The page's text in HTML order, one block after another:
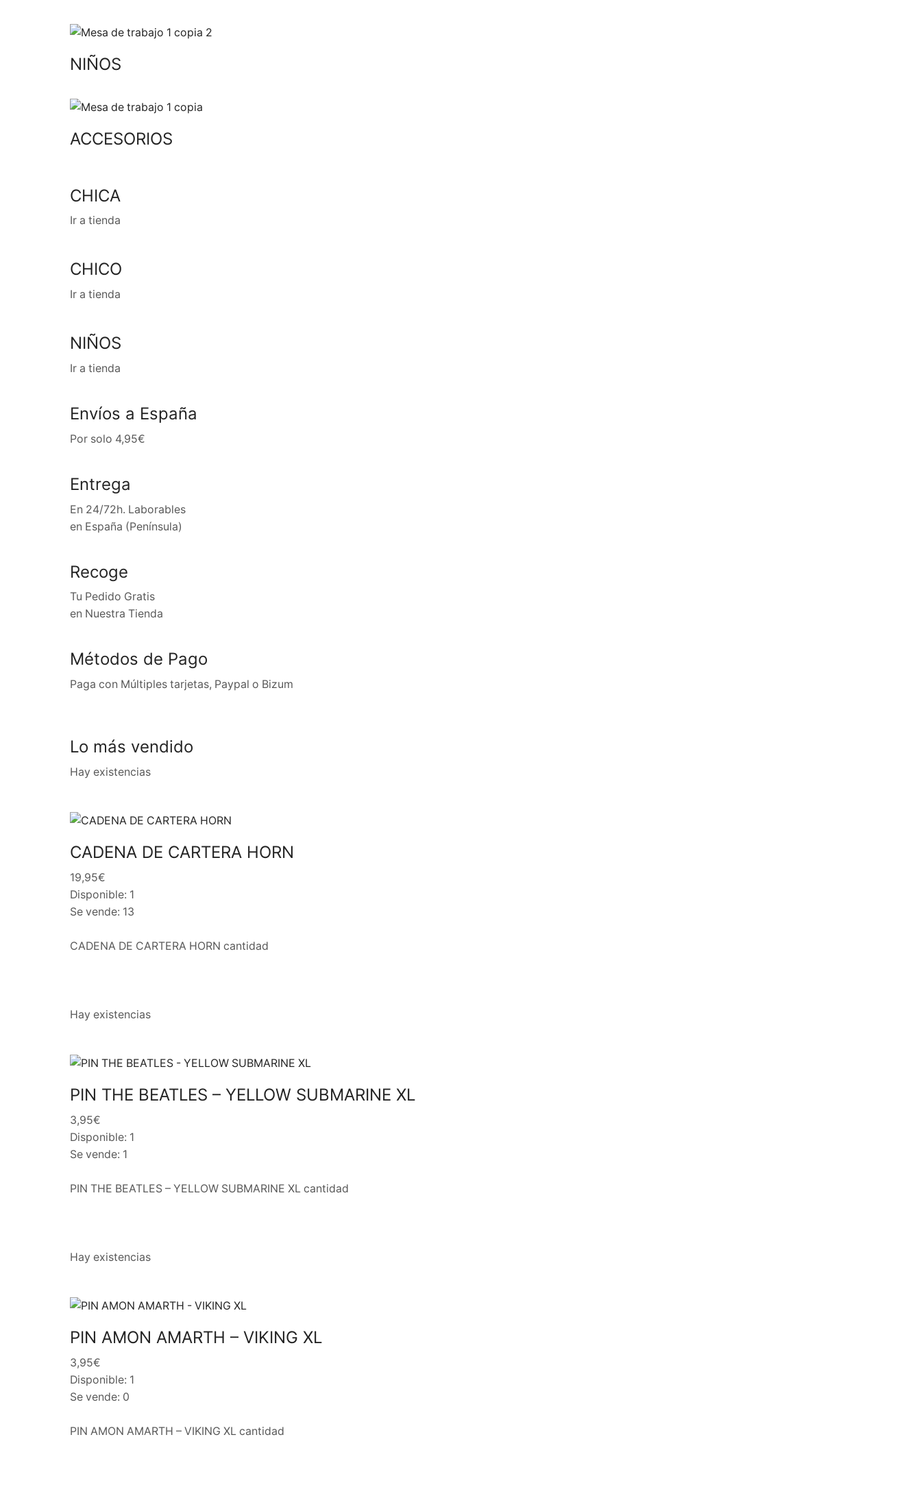
NIÑOS
ACCESORIOS
CHICA
Ir a tienda
CHICO
Ir a tienda
NIÑOS
Ir a tienda
Envíos a España
Por solo 4,95€
Entrega
En 24/72h. Laborables
en España (Península)
Recoge
Tu Pedido Gratis
en Nuestra Tienda
Métodos de Pago
Paga con Múltiples tarjetas, Paypal o Bizum
Lo más vendido
Hay existencias
CADENA DE CARTERA HORN
19,95€
Disponible: 1
Se vende: 13
CADENA DE CARTERA HORN cantidad
Hay existencias
PIN THE BEATLES – YELLOW SUBMARINE XL
3,95€
Disponible: 1
Se vende: 1
PIN THE BEATLES – YELLOW SUBMARINE XL cantidad
Hay existencias
PIN AMON AMARTH – VIKING XL
3,95€
Disponible: 1
Se vende: 0
PIN AMON AMARTH – VIKING XL cantidad